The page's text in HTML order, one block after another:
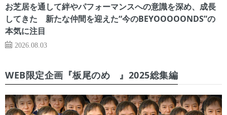
お芝居を通して絆やパフォーマンスへの意識を深め、成長
してきた 新たな仲間を迎えた“今のBEYOOOOONDS”の
本気に注目
2026.08.03
WEB限定企画『板尾のめ゙』2025総集編